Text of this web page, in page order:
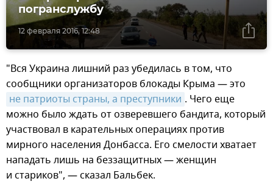
12 февраля 2016, 12:48
погранслужбу
"Вся Украина лишний раз убедилась в том, что
сообщники организаторов блокады Крыма — это
не патриоты страны, а преступники . Чего еще
можно было ждать от озверевшего бандита, который
участвовал в карательных операциях против
мирного населения Донбасса. Его смелости хватает
нападать лишь на беззащитных — женщин
и стариков", — сказал Бальбек.